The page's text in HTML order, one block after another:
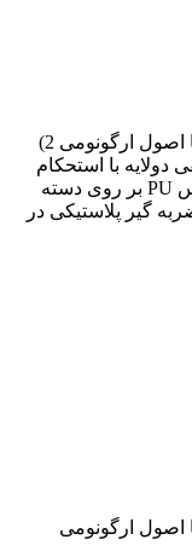
1) طراحی زیبا، مدرن، کاربردی و متناسب با اصول ارگونومی 2)
با استحکام
مناسب 3) استفاده از یک لایه پلاستیک از جنس PU بر روی دسته
4) استفاده از ضربه گیر پلاستیکی در